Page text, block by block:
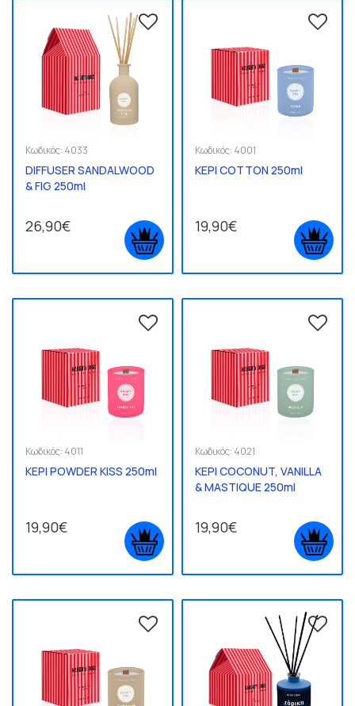
Κωδικός: 4033
DIFFUSER SANDALWOOD
& FIG 250ml
26,90€
Κωδικός: 4001
ΚΕΡΙ COTTON 250ml
19,90€
Κωδικός: 4011
ΚΕΡΙ POWDER KISS 250ml
19,90€
Κωδικός: 4021
ΚΕΡΙ COCONUT, VANILLA
& MASTIQUE 250ml
19,90€